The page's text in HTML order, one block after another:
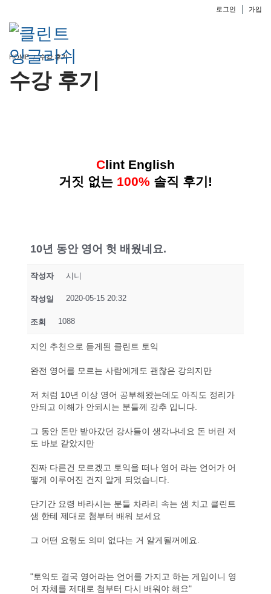
로그인 가입
HOME 수강 후기
수강 후기
Clint English
거짓 없는 100% 솔직 후기!
10년 동안 영어 헛 배웠네요.
작성자 시니
작성일 2020-05-15 20:32
조회 1088
지인 추천으로 듣게된 클린트 토익
완전 영어를 모르는 사람에게도 괜찮은 강의지만
저 처럼 10년 이상 영어 공부해왔는데도 아직도 정리가
안되고 이해가 안되시는 분들께 강추 입니다.
그 동안 돈만 받아갔던 강사들이 생각나네요 돈 버린 저
도 바보 같았지만
진짜 다른건 모르겠고 토익을 떠나 영어 라는 언어가 어
떻게 이루어진 건지 알게 되었습니다.
단기간 요령 바라시는 분들 차라리 속는 샘 치고 클린트
샘 한테 제대로 첨부터 배워 보세요
그 어떤 요령도 의미 없다는 거 알게될꺼에요.
"토익도 결국 영어라는 언어를 가지고 하는 게임이니 영
어 자체를 제대로 첨부터 다시 배워야 해요"